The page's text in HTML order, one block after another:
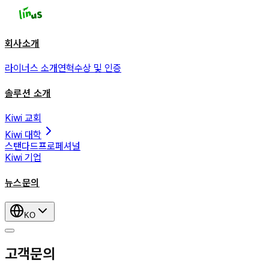
회사소개
라이너스 소개연혁수상 및 인증
솔루션 소개
Kiwi 교회
Kiwi 대학
스탠다드프로페셔널
Kiwi 기업
뉴스문의
KO
고객문의